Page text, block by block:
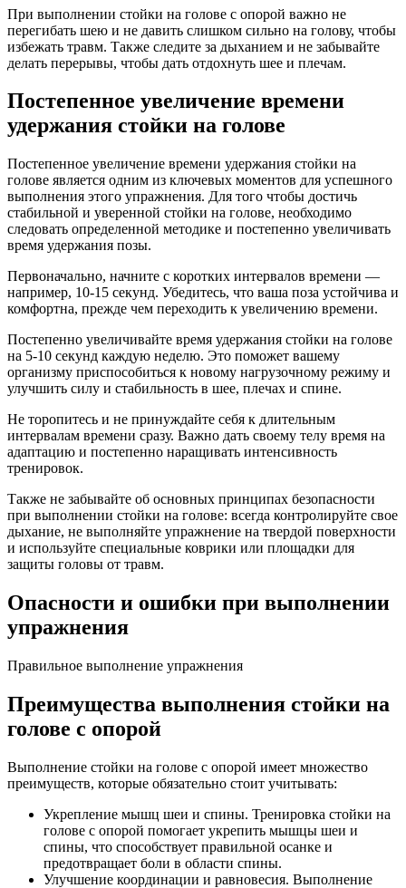
При выполнении стойки на голове с опорой важно не
перегибать шею и не давить слишком сильно на голову, чтобы
избежать травм. Также следите за дыханием и не забывайте
делать перерывы, чтобы дать отдохнуть шее и плечам.
Постепенное увеличение времени
удержания стойки на голове
Постепенное увеличение времени удержания стойки на
голове является одним из ключевых моментов для успешного
выполнения этого упражнения. Для того чтобы достичь
стабильной и уверенной стойки на голове, необходимо
следовать определенной методике и постепенно увеличивать
время удержания позы.
Первоначально, начните с коротких интервалов времени —
например, 10-15 секунд. Убедитесь, что ваша поза устойчива и
комфортна, прежде чем переходить к увеличению времени.
Постепенно увеличивайте время удержания стойки на голове
на 5-10 секунд каждую неделю. Это поможет вашему
организму приспособиться к новому нагрузочному режиму и
улучшить силу и стабильность в шее, плечах и спине.
Не торопитесь и не принуждайте себя к длительным
интервалам времени сразу. Важно дать своему телу время на
адаптацию и постепенно наращивать интенсивность
тренировок.
Также не забывайте об основных принципах безопасности
при выполнении стойки на голове: всегда контролируйте свое
дыхание, не выполняйте упражнение на твердой поверхности
и используйте специальные коврики или площадки для
защиты головы от травм.
Опасности и ошибки при выполнении
упражнения
Правильное выполнение упражнения
Преимущества выполнения стойки на
голове с опорой
Выполнение стойки на голове с опорой имеет множество
преимуществ, которые обязательно стоит учитывать:
Укрепление мышц шеи и спины. Тренировка стойки на
голове с опорой помогает укрепить мышцы шеи и
спины, что способствует правильной осанке и
предотвращает боли в области спины.
Улучшение координации и равновесия. Выполнение